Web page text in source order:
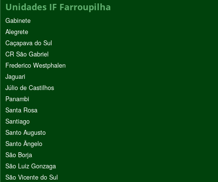
Unidades IF Farroupilha
Gabinete
Alegrete
Caçapava do Sul
CR São Gabriel
Frederico Westphalen
Jaguari
Júlio de Castilhos
Panambi
Santa Rosa
Santiago
Santo Augusto
Santo Ângelo
São Borja
São Luiz Gonzaga
São Vicente do Sul